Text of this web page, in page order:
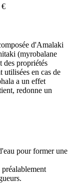
€
d'Amalaki
(myrobalane
des propriétés
utilisées en cas de
a un effet
redonne un
pour former une